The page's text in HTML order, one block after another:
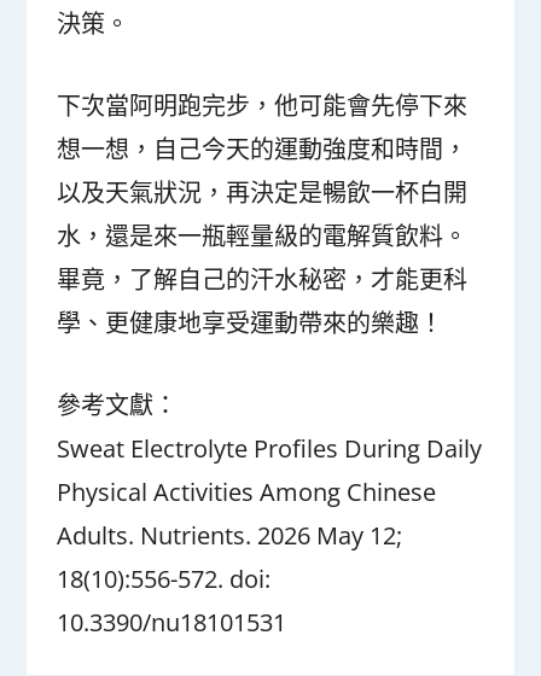
決策。
下次當阿明跑完步，他可能會先停下來
想一想，自己今天的運動強度和時間，
以及天氣狀況，再決定是暢飲一杯白開
水，還是來一瓶輕量級的電解質飲料。
畢竟，了解自己的汗水秘密，才能更科
學、更健康地享受運動帶來的樂趣！
參考文獻：
Sweat Electrolyte Profiles During Daily
Physical Activities Among Chinese
Adults. Nutrients. 2026 May 12;
18(10):556-572. doi:
10.3390/nu18101531